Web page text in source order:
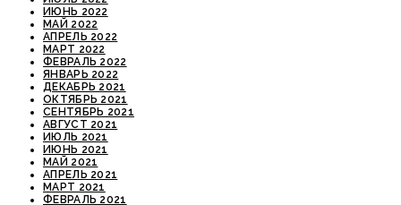
ИЮНЬ 2022
МАЙ 2022
АПРЕЛЬ 2022
МАРТ 2022
ФЕВРАЛЬ 2022
ЯНВАРЬ 2022
ДЕКАБРЬ 2021
ОКТЯБРЬ 2021
СЕНТЯБРЬ 2021
АВГУСТ 2021
ИЮЛЬ 2021
ИЮНЬ 2021
МАЙ 2021
АПРЕЛЬ 2021
МАРТ 2021
ФЕВРАЛЬ 2021